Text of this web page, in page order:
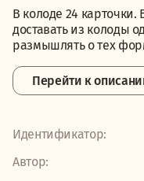
В колоде 24
доставать из колоды
размышлять о тех
Перейти к
Идентификатор:
Автор: